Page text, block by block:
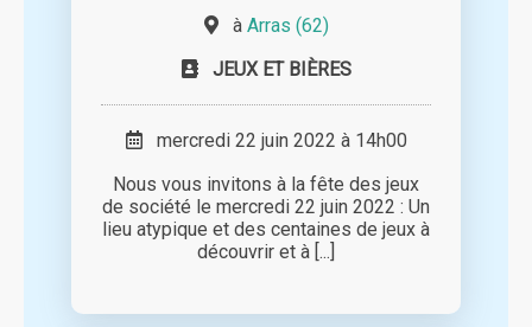
à Arras (62)
JEUX ET BIÈRES
mercredi 22 juin 2022 à 14h00
Nous vous invitons à la fête des jeux
de société le mercredi 22 juin 2022 : Un
lieu atypique et des centaines de jeux à
découvrir et à [...]